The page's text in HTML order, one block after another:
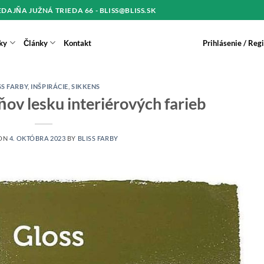
JUŽNÁ TRIEDA 66 - BLISS@BLISS.SK
Články Kontakt Prihlásenie /
FARBY, INŠPIRÁCIE ,SIKKENS
lesku interiérových farieb
4. OKTÓBRA 2023 BY BLISS FARBY